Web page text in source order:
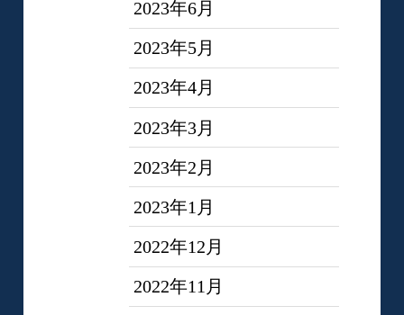
2023年6月
2023年5月
2023年4月
2023年3月
2023年2月
2023年1月
2022年12月
2022年11月